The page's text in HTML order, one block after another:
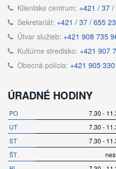
Klientske centrum: +421 / 37
Sekretariát: +421 / 37 / 655
Útvar služieb: +421 908 735
Kultúrne stredisko: +421 907
Obecná polícia: +421 905
ÚRADNÉ HODINY
PO
7.30 -
UT
7.30 -
ST
7.30 -
ŠT